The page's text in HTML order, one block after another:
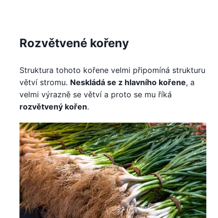
Rozvětvené kořeny
Struktura tohoto kořene velmi připomíná strukturu
větví stromu. Neskládá se z hlavního kořene, a
velmi výrazně se větví a proto se mu říká
rozvětvený kořen.